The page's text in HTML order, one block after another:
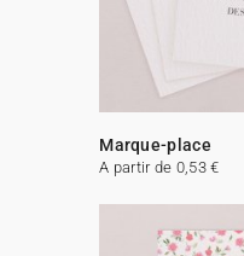
Marque-place
A partir de 0,53 €